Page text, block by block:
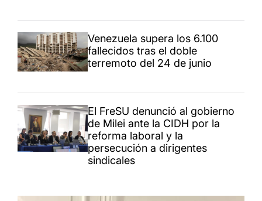
Venezuela supera los 6.100
fallecidos tras el doble
terremoto del 24 de junio
El FreSU denunció al gobierno
de Milei ante la CIDH por la
reforma laboral y la
persecución a dirigentes
sindicales